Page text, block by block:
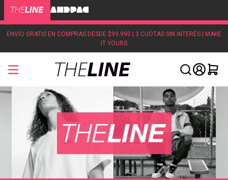
ENVÍO GRATIS EN COMPRAS DESDE $99.990 | 3 CUOTAS SIN INTERÉS | MAKE
IT YOURS